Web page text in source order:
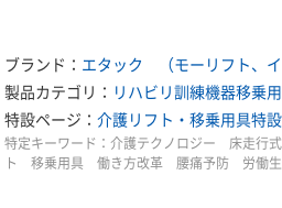
ブランド： エタック （モーリフト、イ
製品カテゴリ： リハビリ訓練機器移乗
特設ページ： 介護リフト・移乗用具特
特定キーワード： 介護テクノロジー 床走行
ト 移乗用具 働き方改革 腰痛予防 労働